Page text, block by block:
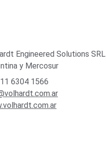
Engineered Solutions SRL
y Mercosur
6304 1566